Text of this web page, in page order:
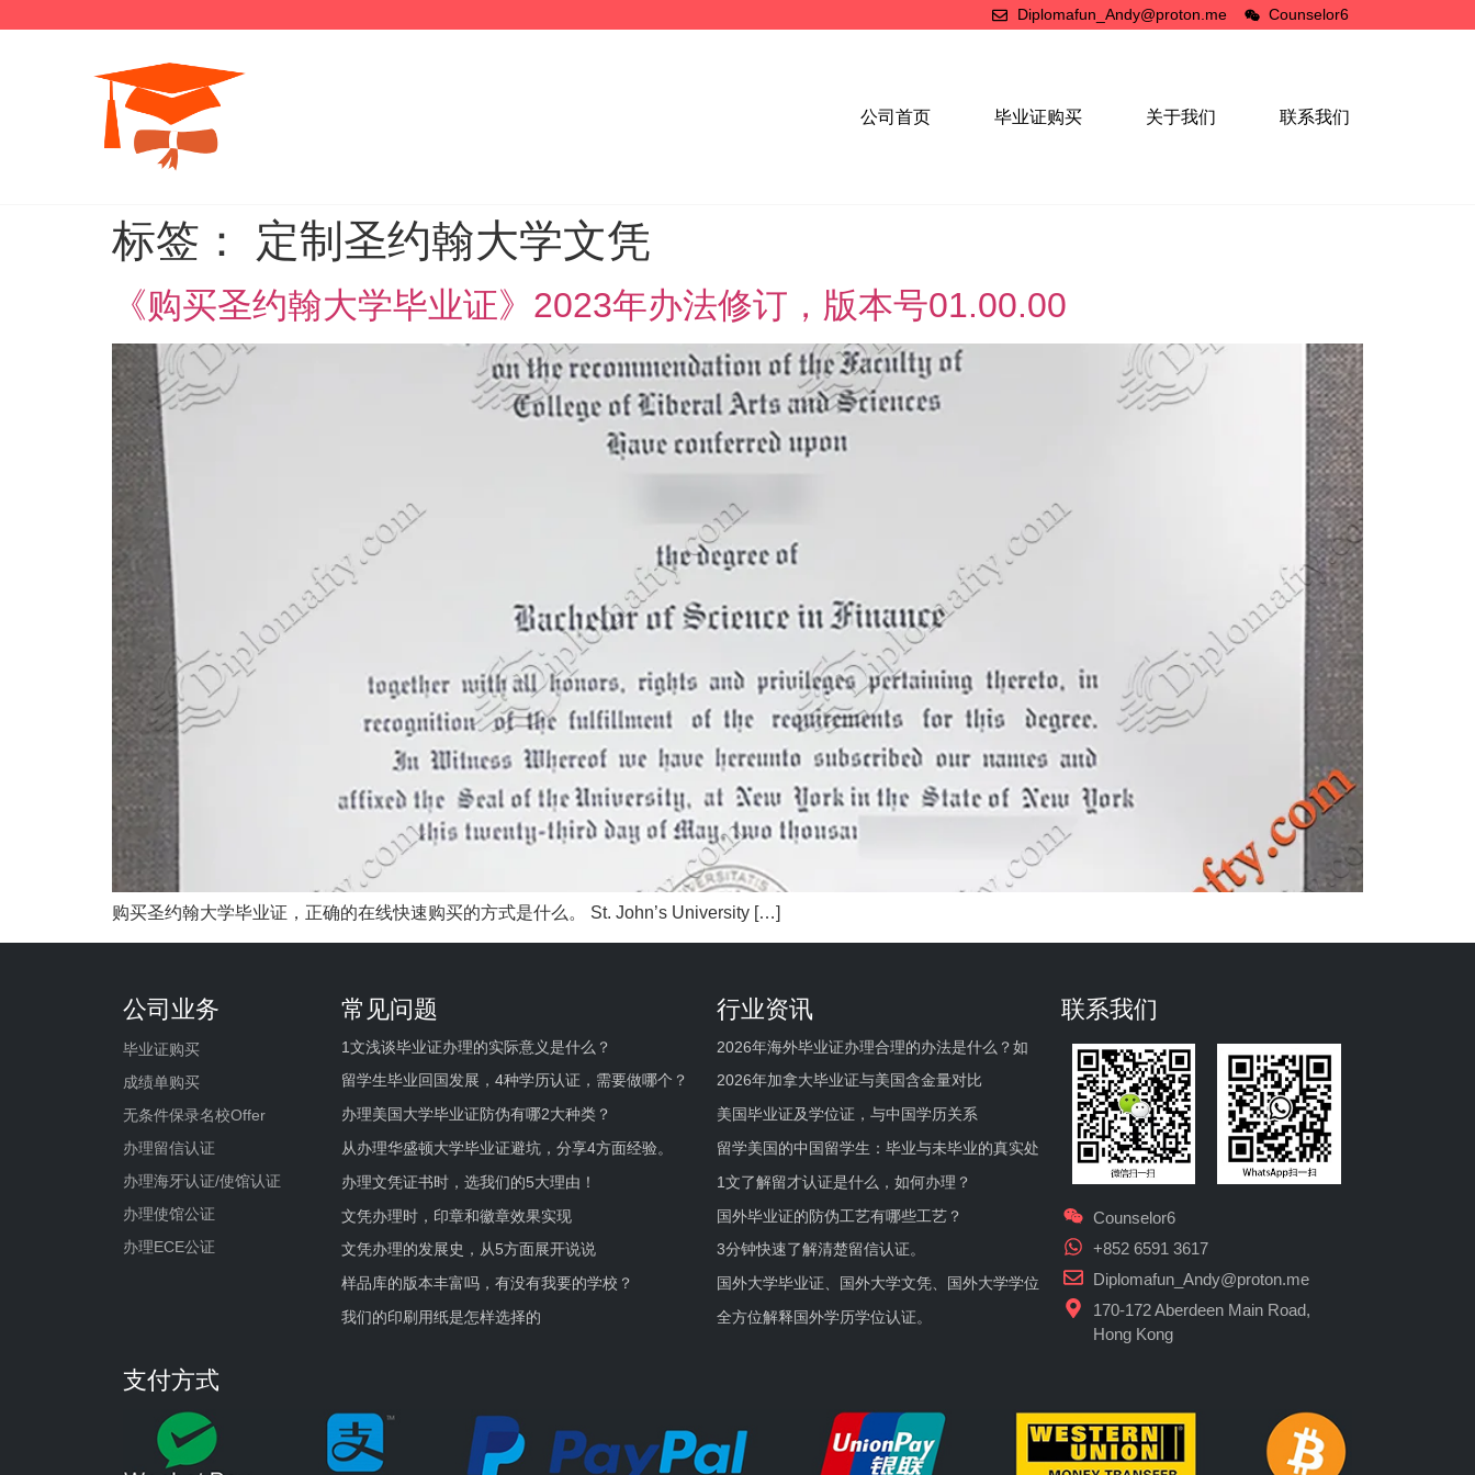
Diplomafun_Andy@proton.me Counselor6
公司首页 毕业证购买 关于我们 联系我们
标签： 定制圣约翰大学文凭
《购买圣约翰大学毕业证》2023年办法修订，版本号01.00.00
购买圣约翰大学毕业证，正确的在线快速购买的方式是什么。 St. John’s University […]
公司业务
毕业证购买
成绩单购买
无条件保录名校Offer
办理留信认证
办理海牙认证/使馆认证
办理使馆公证
办理ECE公证
常见问题
1文浅谈毕业证办理的实际意义是什么？
留学生毕业回国发展，4种学历认证，需要做哪个？
办理美国大学毕业证防伪有哪2大种类？
从办理华盛顿大学毕业证避坑，分享4方面经验。
办理文凭证书时，选我们的5大理由！
文凭办理时，印章和徽章效果实现
文凭办理的发展史，从5方面展开说说
样品库的版本丰富吗，有没有我要的学校？
我们的印刷用纸是怎样选择的
行业资讯
2026年海外毕业证办理合理的办法是什么？如
2026年加拿大毕业证与美国含金量对比
美国毕业证及学位证，与中国学历关系
留学美国的中国留学生：毕业与未毕业的真实处
1文了解留才认证是什么，如何办理？
国外毕业证的防伪工艺有哪些工艺？
3分钟快速了解清楚留信认证。
国外大学毕业证、国外大学文凭、国外大学学位
全方位解释国外学历学位认证。
联系我们
Counselor6
+852 6591 3617
Diplomafun_Andy@proton.me
170-172 Aberdeen Main Road,
Hong Kong
支付方式